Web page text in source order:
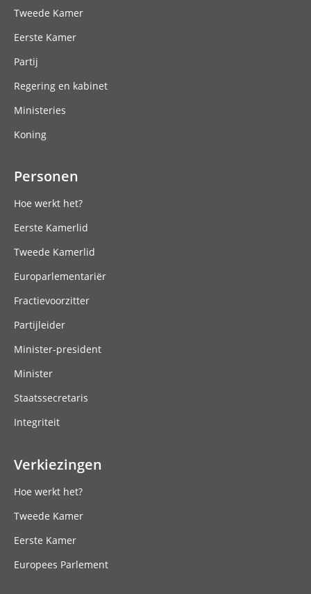
Tweede Kamer
Eerste Kamer
Partij
Regering en kabinet
Ministeries
Koning
Personen
Hoe werkt het?
Eerste Kamerlid
Tweede Kamerlid
Europarlementariër
Fractievoorzitter
Partijleider
Minister-president
Minister
Staatssecretaris
Integriteit
Verkiezingen
Hoe werkt het?
Tweede Kamer
Eerste Kamer
Europees Parlement